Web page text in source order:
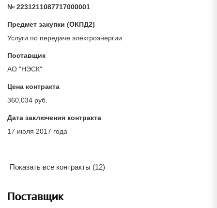
№ 2231211087717000001
Предмет закупки (ОКПД2)
Услуги по передаче электроэнергии
Поставщик
АО "НЭСК"
Цена контракта
360,034 руб.
Дата заключения контракта
17 июля 2017 года
Показать все контракты (12)
Поставщик